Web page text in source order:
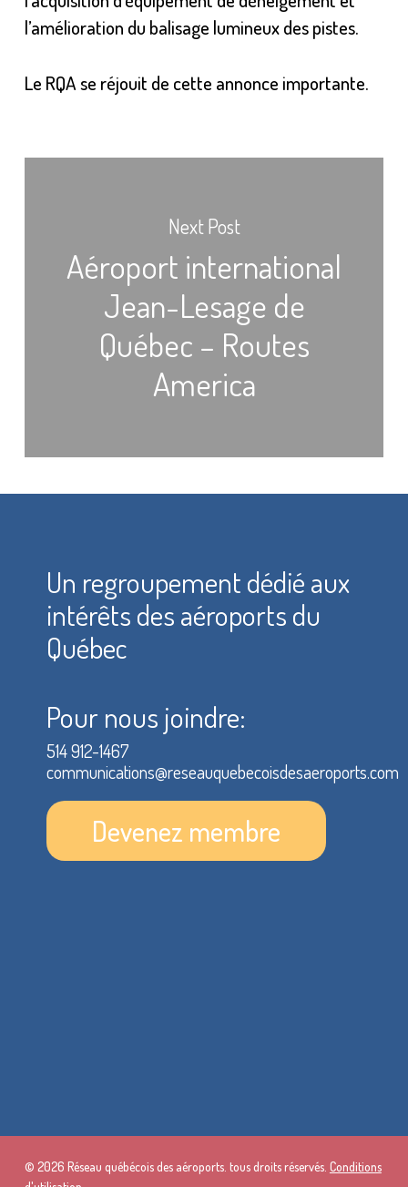
l’amélioration du balisage lumineux des pistes.
Le RQA se réjouit de cette annonce importante.
Next Post
Aéroport international
Jean-Lesage de
Québec – Routes
America
Un regroupement dédié aux
intérêts des aéroports du
Québec
Pour nous joindre:
514 912-1467
communications@reseauquebecoisdesaeroports.com
Devenez membre
© 2026 Réseau québécois des aéroports. tous droits réservés. Conditions